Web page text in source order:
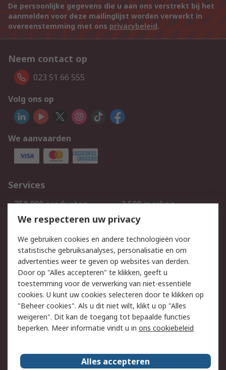
De persoonlijke gegevens die u aan ons verstrekt bij het
aanmelden voor deze mailinglijst worden verwerkt in
overeenstemming met ons privacybeleid.
Neem contact op
023 51 66 555
Volg ons op
We aanvaarden
Services
750.000 producten
2.500 merken
Bestellen
Inkoopoplossingen
Track & Trace
Wettelijk
Cookiebeleid
Email veiligheid
Privacybeleid
Websitevoorwaarden
Algemene
verkoopvoorwaarden
Over RS
We respecteren uw privacy
We gebruiken cookies en andere technologieën voor
statistische gebruiksanalyses, personalisatie en om
advertenties weer te geven op websites van derden.
Door op "Alles accepteren" te klikken, geeft u
toestemming voor de verwerking van niet-essentiële
cookies. U kunt uw cookies selecteren door te klikken op
"Beheer cookies". Als u dit niet wilt, klikt u op "Alles
weigeren". Dit kan de toegang tot bepaalde functies
beperken. Meer informatie vindt u in ons cookiebeleid
Alles accepteren